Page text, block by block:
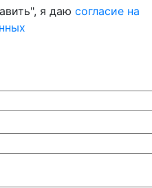
я даю согласие на